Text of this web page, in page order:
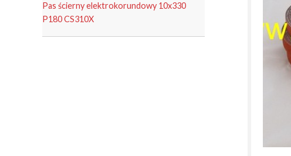
Pas ścierny elektrokorundowy 10x330
P180 CS310X